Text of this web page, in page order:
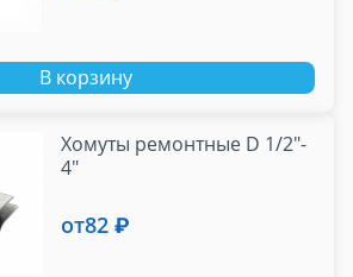
В корзину
Хомуты ремонтные D 1/2"-
4"
от82 ₽